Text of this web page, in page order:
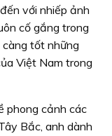
với nhiếp ảnh
cố gắng trong
càng tốt những
Việt Nam trong
phong cảnh các
Bắc, anh dành